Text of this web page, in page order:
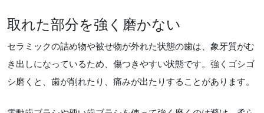
取れた部分を強く磨かない
セラミックの詰め物や被せ物が外れた状態の歯は、象牙質がむ
き出しになっているため、傷つきやすい状態です。強くゴシゴ
シ磨くと、歯が削れたり、痛みが出たりすることがあります。